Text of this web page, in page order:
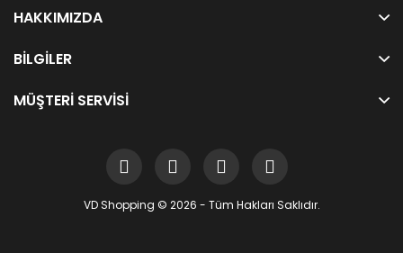
HAKKIMIZDA
BILGILER
MÜŞTERI SERVISI
VD Shopping © 2026 - Tüm Hakları Saklıdır.